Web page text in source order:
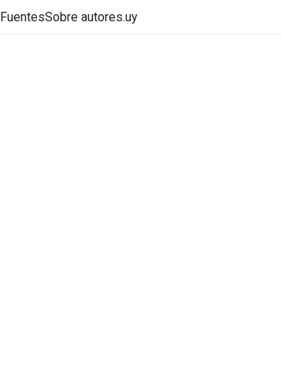
FuentesSobre autores.uy